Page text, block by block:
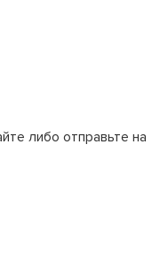
либо отправьте на